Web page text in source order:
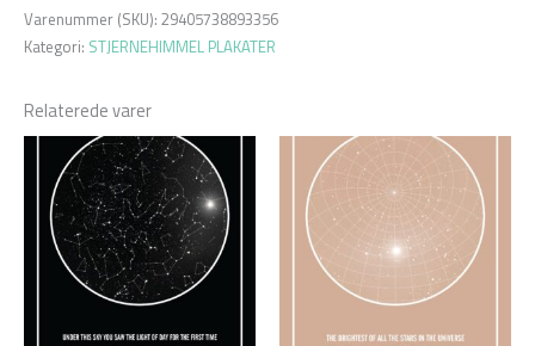
Varenummer (SKU): 29405738893356
Kategori: STJERNEHIMMEL PLAKATER
Relaterede varer